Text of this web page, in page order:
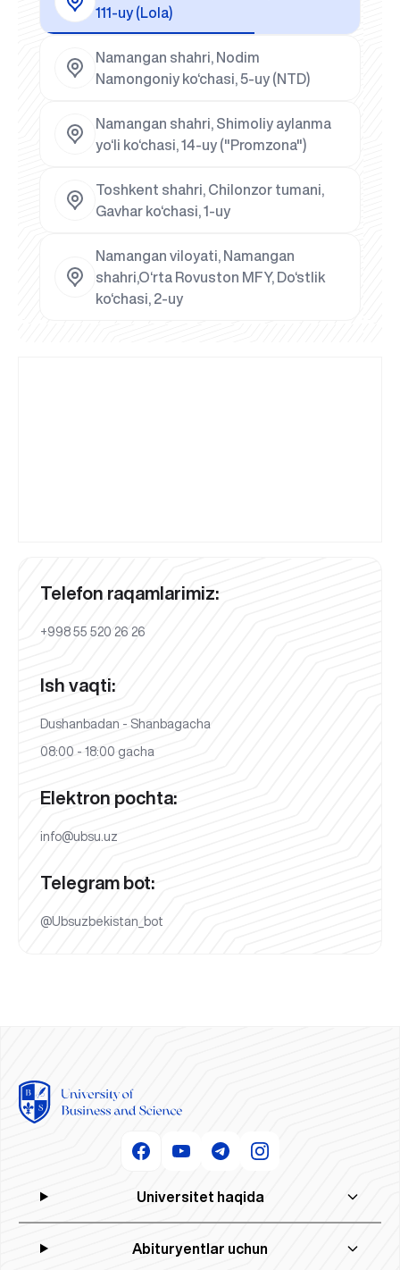
111-uy (Lola)
Namangan shahri, Nodim
Namongoniy ko‘chasi, 5-uy (NTD)
Namangan shahri, Shimoliy aylanma
yo‘li ko‘chasi, 14-uy ("Promzona")
Toshkent shahri, Chilonzor tumani,
Gavhar ko‘chasi, 1-uy
Namangan viloyati, Namangan
shahri,O‘rta Rovuston MFY, Do‘stlik
ko‘chasi, 2-uy
Telefon raqamlarimiz:
+998 55 520 26 26
Ish vaqti:
Dushanbadan - Shanbagacha
08:00 - 18:00 gacha
Elektron pochta:
info@ubsu.uz
Telegram bot:
@Ubsuzbekistan_bot
Universitet haqida
Abituryentlar uchun